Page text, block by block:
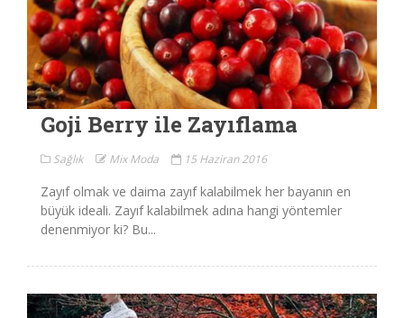
Goji Berry ile Zayıflama
Sağlık Mix Moda 15 Haziran 2016
Zayıf olmak ve daima zayıf kalabilmek her bayanın en
büyük ideali. Zayıf kalabilmek adına hangi yöntemler
denenmiyor ki? Bu...